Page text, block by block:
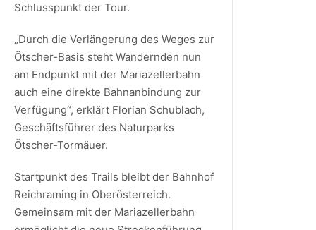
Schlusspunkt der Tour.
„Durch die Verlängerung des Weges zur
Ötscher-Basis steht Wandernden nun
am Endpunkt mit der Mariazellerbahn
auch eine direkte Bahnanbindung zur
Verfügung“, erklärt Florian Schublach,
Geschäftsführer des Naturparks
Ötscher-Tormäuer.
Startpunkt des Trails bleibt der Bahnhof
Reichraming in Oberösterreich.
Gemeinsam mit der Mariazellerbahn